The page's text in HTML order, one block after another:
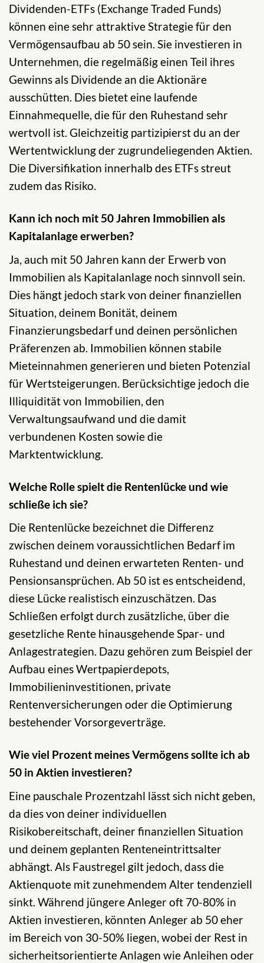
Dividenden-ETFs (Exchange Traded Funds)
können eine sehr attraktive Strategie für den
Vermögensaufbau ab 50 sein. Sie investieren in
Unternehmen, die regelmäßig einen Teil ihres
Gewinns als Dividende an die Aktionäre
ausschütten. Dies bietet eine laufende
Einnahmequelle, die für den Ruhestand sehr
wertvoll ist. Gleichzeitig partizipierst du an der
Wertentwicklung der zugrundeliegenden Aktien.
Die Diversifikation innerhalb des ETFs streut
zudem das Risiko.
Kann ich noch mit 50 Jahren Immobilien als
Kapitalanlage erwerben?
Ja, auch mit 50 Jahren kann der Erwerb von
Immobilien als Kapitalanlage noch sinnvoll sein.
Dies hängt jedoch stark von deiner finanziellen
Situation, deinem Bonität, deinem
Finanzierungsbedarf und deinen persönlichen
Präferenzen ab. Immobilien können stabile
Mieteinnahmen generieren und bieten Potenzial
für Wertsteigerungen. Berücksichtige jedoch die
Illiquidität von Immobilien, den
Verwaltungsaufwand und die damit
verbundenen Kosten sowie die
Marktentwicklung.
Welche Rolle spielt die Rentenlücke und wie
schließe ich sie?
Die Rentenlücke bezeichnet die Differenz
zwischen deinem voraussichtlichen Bedarf im
Ruhestand und deinen erwarteten Renten- und
Pensionsansprüchen. Ab 50 ist es entscheidend,
diese Lücke realistisch einzuschätzen. Das
Schließen erfolgt durch zusätzliche, über die
gesetzliche Rente hinausgehende Spar- und
Anlagestrategien. Dazu gehören zum Beispiel der
Aufbau eines Wertpapierdepots,
Immobilieninvestitionen, private
Rentenversicherungen oder die Optimierung
bestehender Vorsorgeverträge.
Wie viel Prozent meines Vermögens sollte ich ab
50 in Aktien investieren?
Eine pauschale Prozentzahl lässt sich nicht geben,
da dies von deiner individuellen
Risikobereitschaft, deiner finanziellen Situation
und deinem geplanten Renteneintrittsalter
abhängt. Als Faustregel gilt jedoch, dass die
Aktienquote mit zunehmendem Alter tendenziell
sinkt. Während jüngere Anleger oft 70-80% in
Aktien investieren, könnten Anleger ab 50 eher
im Bereich von 30-50% liegen, wobei der Rest in
sicherheitsorientierte Anlagen wie Anleihen oder